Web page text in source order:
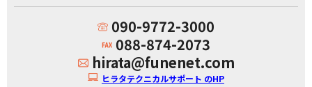
090-9772-3000
088-874-2073
hirata@funenet.com
ヒラタテクニカルサポート のHP